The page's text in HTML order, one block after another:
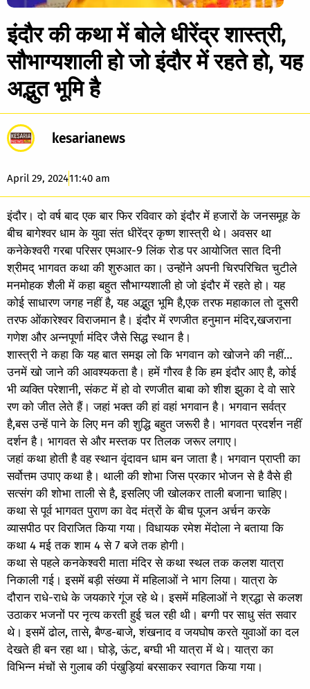
इंदौर की कथा में बोले धीरेंद्र शास्त्री,
सौभाग्यशाली हो जो इंदौर में रहते हो, यह
अद्भुत भूमि है
kesarianews
April 29, 202411:40 am
इंदौर। दो वर्ष बाद एक बार फिर रविवार को इंदौर में हजारों के जनसमूह के
बीच बागेश्वर धाम के युवा संत धीरेंद्र कृष्ण शास्त्री थे। अवसर था
कनेकेश्वरी गरबा परिसर एमआर-9 लिंक रोड पर आयोजित सात दिनी
श्रीमद् भागवत कथा की शुरुआत का। उन्होंने अपनी चिरपरिचित चुटीले
मनमोहक शैली में कहा बहुत सौभाग्यशाली हो जो इंदौर में रहते हो। यह
कोई साधारण जगह नहीं है, यह अद्भुत भूमि है,एक तरफ महाकाल तो दूसरी
तरफ ओंकारेश्वर विराजमान है। इंदौर में रणजीत हनुमान मंदिर,खजराना
गणेश और अन्नपूर्णा मंदिर जैसे सिद्ध स्थान है।
शास्‍त्री ने कहा कि यह बात समझ लो कि भगवान को खोजने की नहीं…
उनमें खो जाने की आवश्यकता है। हमें गौरव है कि हम इंदौर आए है, कोई
भी व्यक्ति परेशानी, संकट में हो वो रणजीत बाबा को शीश झुका दे वो सारे
रण को जीत लेते हैं। जहां भक्त की हां वहां भगवान है। भगवान सर्वत्र
है,बस उन्हें पाने के लिए मन की शुद्धि बहुत जरूरी है। भागवत प्रदर्शन नहीं
दर्शन है। भागवत से और मस्तक पर तिलक जरूर लगाए।
जहां कथा होती है वह स्थान वृंदावन धाम बन जाता है। भगवान प्राप्ती का
सर्वोत्तम उपाए कथा है। थाली की शोभा जिस प्रकार भोजन से है वैसे ही
सत्संग की शोभा ताली से है, इसलिए जी खोलकर ताली बजाना चाहिए।
कथा से पूर्व भागवत पुराण का वेद मंत्रों के बीच पूजन अर्चन करके
व्यासपीठ पर विराजित किया गया। विधायक रमेश मेंदोला ने बताया कि
कथा 4 मई तक शाम 4 से 7 बजे तक होगी।
कथा से पहले कनकेश्वरी माता मंदिर से कथा स्थल तक कलश यात्रा
निकाली गई। इसमें बड़ी संख्या में महिलाओं ने भाग लिया। यात्रा के
दौरान राधे-राधे के जयकारे गूंज रहे थे। इसमें महिलाओं ने श्रद्धा से कलश
उठाकर भजनों पर नृत्य करती हुई चल रही थी। बग्गी पर साधु संत सवार
थे। इसमें ढोल, तासे, बैण्ड-बाजे, शंखनाद व जयघोष करते युवाओं का दल
देखते ही बन रहा था। घोड़े, ऊंट, बग्घी भी यात्रा में थे। यात्रा का
विभिन्न मंचों से गुलाब की पंखुड़ियां बरसाकर स्वागत किया गया।